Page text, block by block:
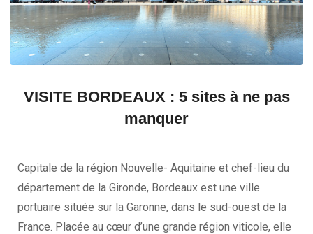
VISITE BORDEAUX : 5 sites à ne pas
manquer
Capitale de la région Nouvelle- Aquitaine et chef-lieu du
département de la Gironde, Bordeaux est une ville
portuaire située sur la Garonne, dans le sud-ouest de la
France. Placée au cœur d’une grande région viticole, elle